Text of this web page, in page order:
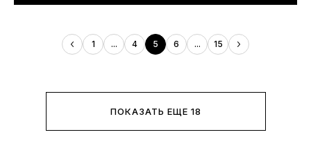
1 ... 4 5 6 ... 15
ПОКАЗАТЬ ЕЩЕ 18